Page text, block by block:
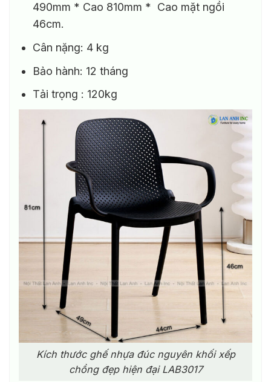
490mm * Cao 810mm * Cao mặt ngồi
46cm.
Cân nặng: 4 kg
Bảo hành: 12 tháng
Tải trọng : 120kg
Kích thước ghế nhựa đúc nguyên khối xếp
chồng đẹp hiện đại LAB3017